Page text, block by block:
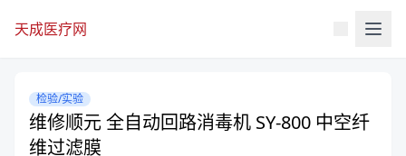
天成医疗网
检验/实验
维修顺元 全自动回路消毒机 SY-800 中空纤
维过滤膜